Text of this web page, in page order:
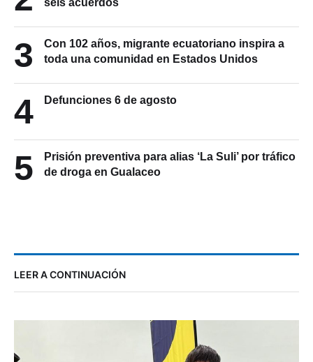
3
Con 102 años, migrante ecuatoriano inspira a
toda una comunidad en Estados Unidos
4 Defunciones 6 de agosto
5
Prisión preventiva para alias ‘La Suli’ por tráfico
de droga en Gualaceo
LEER A CONTINUACIÓN